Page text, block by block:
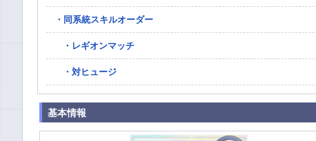
同系統スキルオーダー
レギオンマッチ
対ヒュージ
基本情報